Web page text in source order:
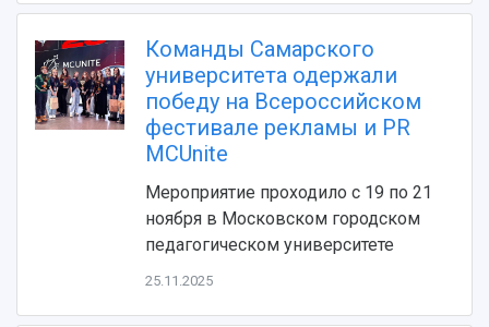
НАЗАД
Об университете
История
Ключевые факты
Руководство
Наблюдательный совет
Попечительский совет
Новости
Главные новости
СМИ об университете
Пресс-центр
Образование
Почему я выбираю Самарский университет?
Абитуриенту
Магистратура
Аспирантура
Формы обучения
Учебные планы
Научно-исследовательская деятельность
Основные научные направления
Научные школы и ведущие научные коллективы
Подготовка научных кадров
Конкурс на замещение должностей научных
Научно-технический совет
Научные проекты и темы
Команды Самарского
университета одержали
победу на Всероссийском
фестивале рекламы и PR
MCUnite
Мероприятие проходило с 19 по 21
ноября в Московском городском
педагогическом университете
25.11.2025